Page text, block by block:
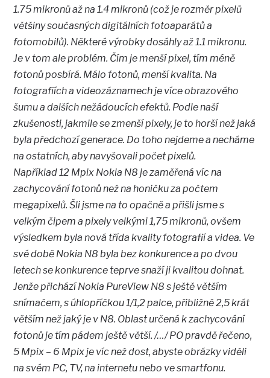
1.75 mikronů až na 1.4 mikronů (což je rozměr pixelů
většiny současných digitálních fotoaparátů a
fotomobilů). Některé výrobky dosáhly až 1.1 mikronu.
Je v tom ale problém. Čím je menší pixel, tím méně
fotonů posbírá. Málo fotonů, menší kvalita. Na
fotografiích a videozáznamech je více obrazového
šumu a dalších nežádoucích efektů. Podle naší
zkušenosti, jakmile se zmenší pixely, je to horší než jaká
byla předchozí generace. Do toho nejdeme a necháme
na ostatních, aby navyšovali počet pixelů.
Například 12 Mpix Nokia N8 je zaměřená víc na
zachycování fotonů než na honičku za počtem
megapixelů. Šli jsme na to opačně a přišli jsme s
velkým čipem a pixely velkými 1,75 mikronů, ovšem
výsledkem byla nová třída kvality fotografií a videa. Ve
své době Nokia N8 byla bez konkurence a po dvou
letech se konkurence teprve snaží ji kvalitou dohnat.
Jenže přichází Nokia PureView N8 s ještě větším
snímačem, s úhlopříčkou 1/1,2 palce, přibližně 2,5 krát
větším než jaký je v N8. Oblast určená k zachycování
fotonů je tím pádem ještě větší. /…/ PO pravdě řečeno,
5 Mpix – 6 Mpix je víc než dost, abyste obrázky viděli
na svém PC, TV, na internetu nebo ve smartfonu.